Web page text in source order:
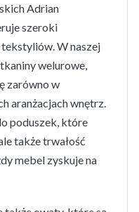
Adrian
szeroki
W naszej
welurowe,
zarówno w
aranżacjach wnętrz.
poduszek, które
także trwałość
mebel zyskuje na